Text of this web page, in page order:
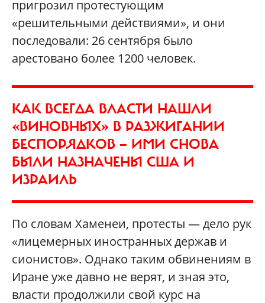
пригрозил протестующим
«решительными действиями», и они
последовали: 26 сентября было
арестовано более 1200 человек.
КАК ВСЕГДА ВЛАСТИ НАШЛИ
«ВИНОВНЫХ» В РАЗЖИГАНИИ
БЕСПОРЯДКОВ — ИМИ СНОВА
БЫЛИ НАЗНАЧЕНЫ США И
ИЗРАИЛЬ
По словам Хаменеи, протесты — дело рук
«лицемерных иностранных держав и
сионистов». Однако таким обвинениям в
Иране уже давно не верят, и зная это,
власти продолжили свой курс на